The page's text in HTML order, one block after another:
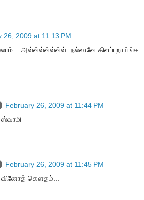
26, 2009 at 11:13 PM
அவ்வ்வ்வ்வ்வ்வ். நல்லாவே கிளப்புறாய்ங்க
February 26, 2009 at 11:44 PM
February 26, 2009 at 11:45 PM
வினோத் கௌதம்...